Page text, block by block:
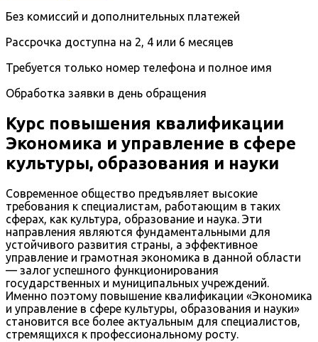
Без комиссий и дополнительных платежей
Рассрочка доступна на 2, 4 или 6 месяцев
Требуется только номер телефона и полное имя
Обработка заявки в день обращения
Курс повышения квалификации
Экономика и управление в сфере
культуры, образования и науки
Современное общество предъявляет высокие
требования к специалистам, работающим в таких
сферах, как культура, образование и наука. Эти
направления являются фундаментальными для
устойчивого развития страны, а эффективное
управление и грамотная экономика в данной области
— залог успешного функционирования
государственных и муниципальных учреждений.
Именно поэтому повышение квалификации «Экономика
и управление в сфере культуры, образования и науки»
становится все более актуальным для специалистов,
стремящихся к профессиональному росту.